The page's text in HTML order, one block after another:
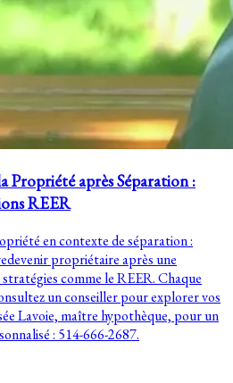
Propriété après Séparation :
REER
en contexte de séparation :
propriétaire après une
comme le REER. Chaque
un conseiller pour explorer vos
Lavoie, maître hypothèque, pour un
: 514-666-2687.